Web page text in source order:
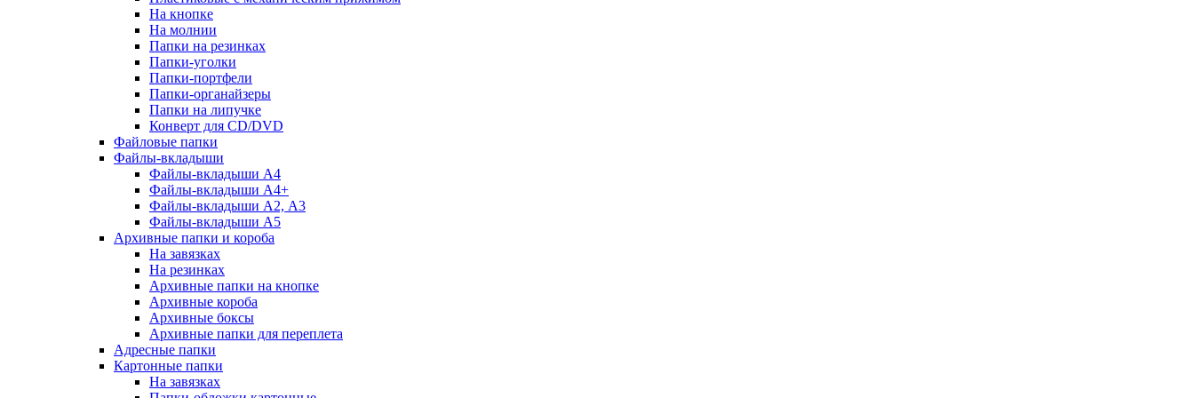
На кнопке
На молнии
Папки на резинках
Папки-уголки
Папки-портфели
Папки-органайзеры
Папки на липучке
Конверт для CD/DVD
Файловые папки
Файлы-вкладыши
Файлы-вкладыши А4
Файлы-вкладыши А4+
Файлы-вкладыши А2, А3
Файлы-вкладыши А5
Архивные папки и короба
На завязках
На резинках
Архивные папки на кнопке
Архивные короба
Архивные боксы
Архивные папки для переплета
Адресные папки
Картонные папки
На завязках